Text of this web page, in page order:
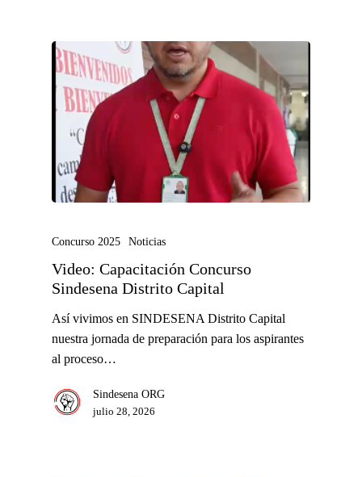
Concurso 2025 Noticias
Video: Capacitación Concurso
Sindesena Distrito Capital
Así vivimos en SINDESENA Distrito Capital
nuestra jornada de preparación para los aspirantes
al proceso…
Sindesena ORG
julio 28, 2026